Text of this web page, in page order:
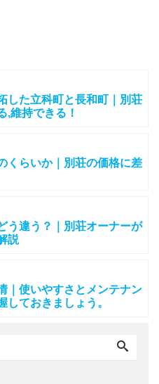
した立科町と長和町｜別荘
,維持できる！
くらいか｜別荘の価格に差
う違う？｜別荘オーナーが
説
｜使いやすさとメンテナン
しておきましょう。